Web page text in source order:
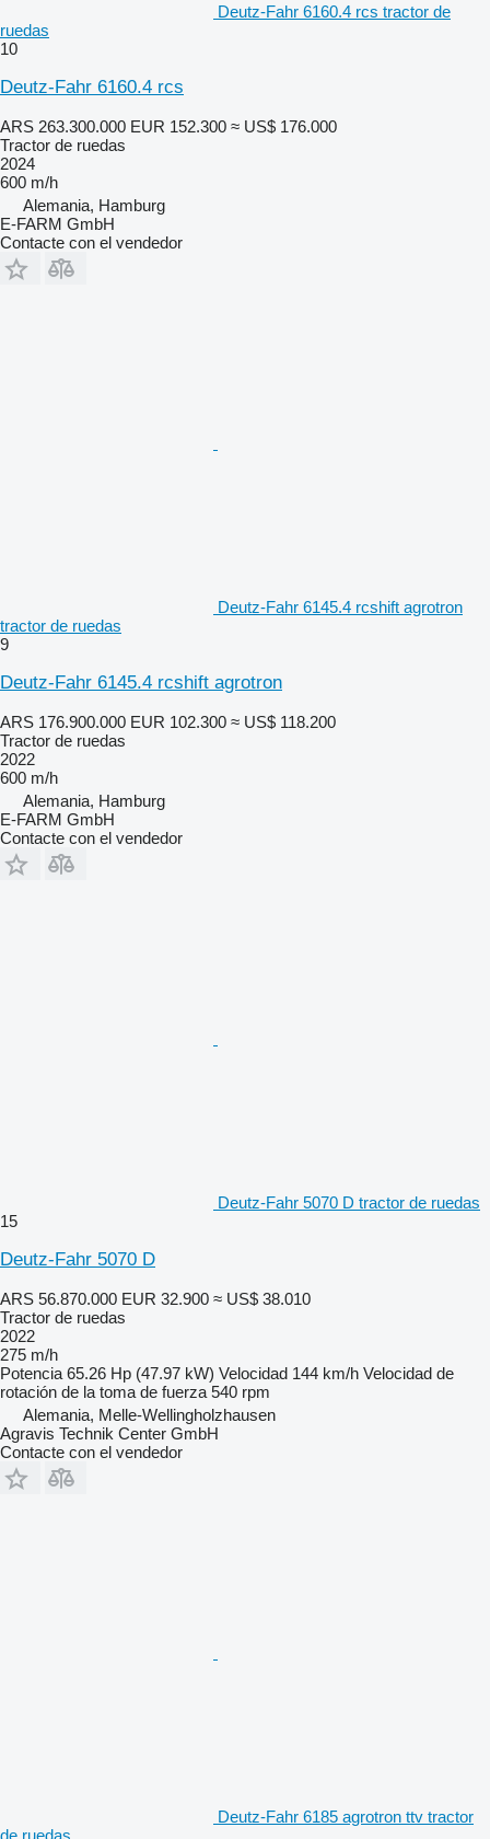
Deutz-Fahr 6160.4 rcs tractor de
ruedas
10
Deutz-Fahr 6160.4 rcs
ARS 263.300.000 EUR 152.300 ≈ US$ 176.000
Tractor de ruedas
2024
600 m/h
Alemania, Hamburg
E-FARM GmbH
Contacte con el vendedor
Deutz-Fahr 6145.4 rcshift agrotron
tractor de ruedas
9
Deutz-Fahr 6145.4 rcshift agrotron
ARS 176.900.000 EUR 102.300 ≈ US$ 118.200
Tractor de ruedas
2022
600 m/h
Alemania, Hamburg
E-FARM GmbH
Contacte con el vendedor
Deutz-Fahr 5070 D tractor de ruedas
15
Deutz-Fahr 5070 D
ARS 56.870.000 EUR 32.900 ≈ US$ 38.010
Tractor de ruedas
2022
275 m/h
Potencia 65.26 Hp (47.97 kW) Velocidad 144 km/h Velocidad de
rotación de la toma de fuerza 540 rpm
Alemania, Melle-Wellingholzhausen
Agravis Technik Center GmbH
Contacte con el vendedor
Deutz-Fahr 6185 agrotron ttv tractor
de ruedas